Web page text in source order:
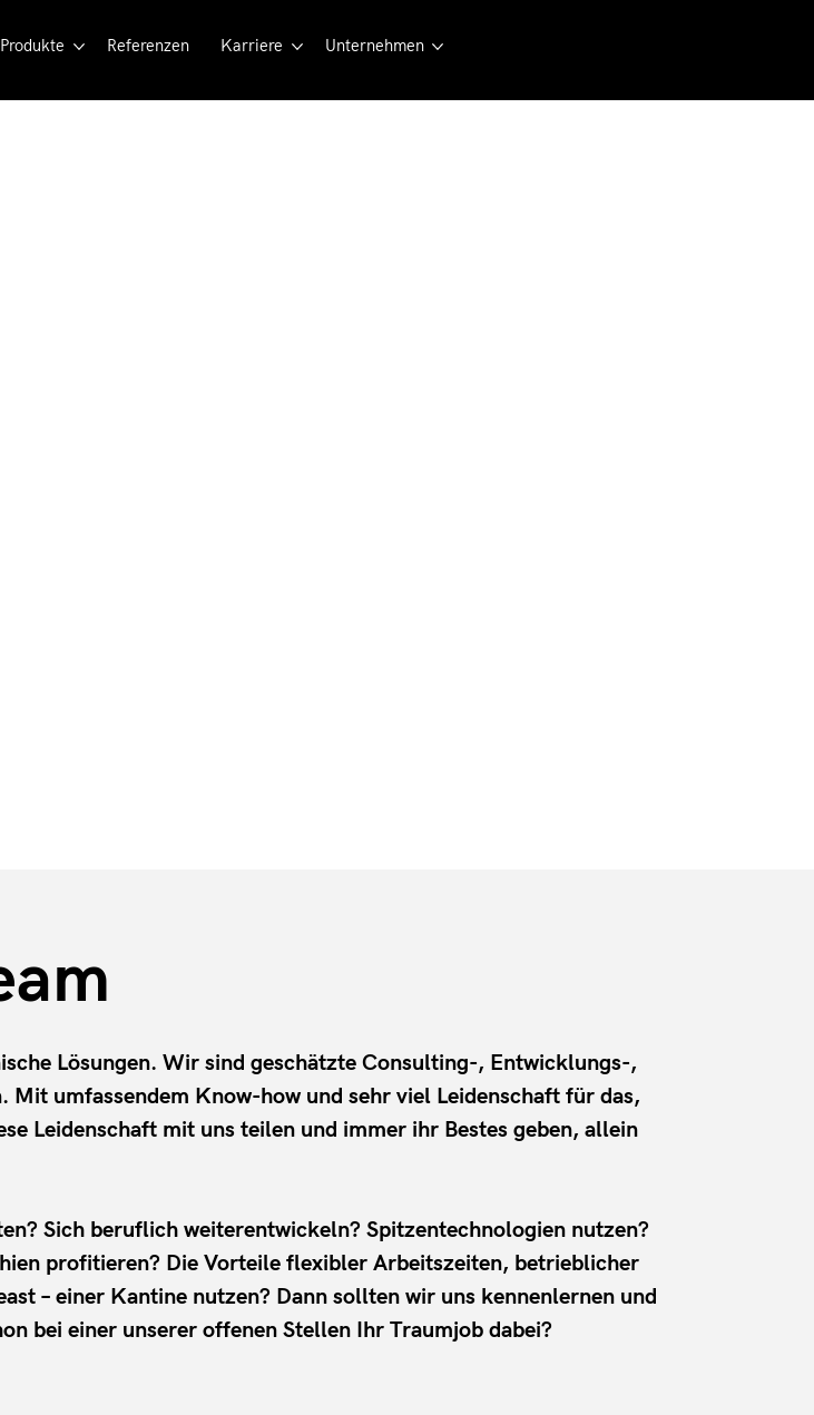
Referenzen Karriere Unternehmen
Lösungen. Wir sind geschätzte Consulting-, Entwicklungs-,
umfassendem Know-how und sehr viel Leidenschaft für das,
Leidenschaft mit uns teilen und immer ihr Bestes geben, allein
Sich beruflich weiterentwickeln? Spitzentechnologien nutzen?
profitieren? Die Vorteile flexibler Arbeitszeiten, betrieblicher
– einer Kantine nutzen? Dann sollten wir uns kennenlernen und
bei einer unserer offenen Stellen Ihr Traumjob dabei?